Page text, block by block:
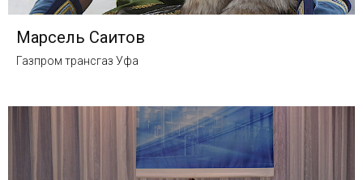
Марсель Саитов
Газпром трансгаз Уфа